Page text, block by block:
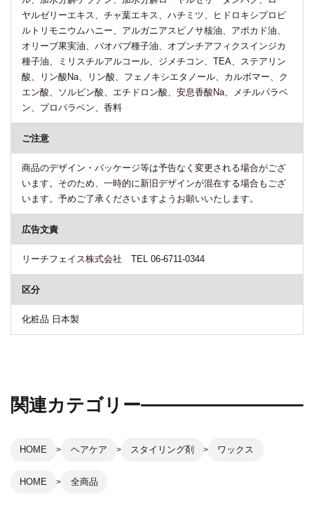
ヤルゼリーエキス、チャ葉エキス、ハチミツ、ヒドロキシプロピ
ルトリモニウムハニー、アルガニアスピノサ核油、アボカド油、
オリーブ果実油、バオバブ種子油、オブンチアフィクスインジカ
種子油、ミリスチルアルコール、ジメチコン、TEA、ステアリン
酸、リン酸Na、リン酸、フェノキシエタノール、カルボマー、ク
エン酸、ソルビン酸、エチドロン酸、安息香酸Na、メチルパラベ
ン、プロパラベン、香料
ご注意
商品のデザイン・パッケージ等は予告なく変更される場合がござ
います。そのため、一時的に新旧デザインが混在する場合もござ
います。予めご了承くださいますようお願いいたします。
広告文責
リーチフェイス株式会社 TEL 06-6711-0344
区分
化粧品 日本製
関連カテゴリー
HOME ヘアケア スタイリング剤 ワックス
HOME 全商品